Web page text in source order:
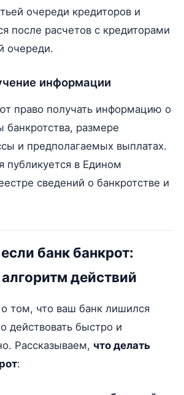
очереди кредиторов и
после расчетов с кредиторами
очереди.
информации
право получать информацию о
банкротства, размере
и предполагаемых выплатах.
публикуется в Едином
сведений о банкротстве и
банк банкрот:
действий
том, что ваш банк лишился
действовать быстро и
Рассказываем, что делать
: